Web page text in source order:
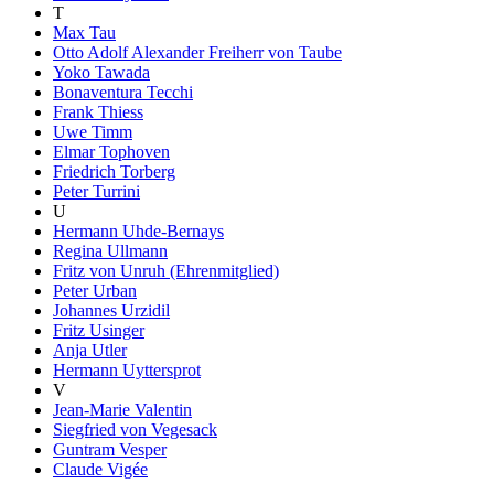
T
Max Tau
Otto Adolf Alexander Freiherr von Taube
Yoko Tawada
Bonaventura Tecchi
Frank Thiess
Uwe Timm
Elmar Tophoven
Friedrich Torberg
Peter Turrini
U
Hermann Uhde-Bernays
Regina Ullmann
Fritz von Unruh (Ehrenmitglied)
Peter Urban
Johannes Urzidil
Fritz Usinger
Anja Utler
Hermann Uyttersprot
V
Jean-Marie Valentin
Siegfried von Vegesack
Guntram Vesper
Claude Vigée